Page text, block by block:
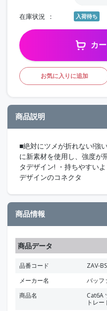
在庫状況 入荷待ち
カ
お気に入りに追加
商品説明
■絶対にツメが折れない!強
に新素材を使用し、強度が
タデザイン! ・持ちやすい
デザインのコネクタ
商品情報
商品データ
品番コード
ZAV-
メーカー名
バッフ
商品名
Cat6A
トレ